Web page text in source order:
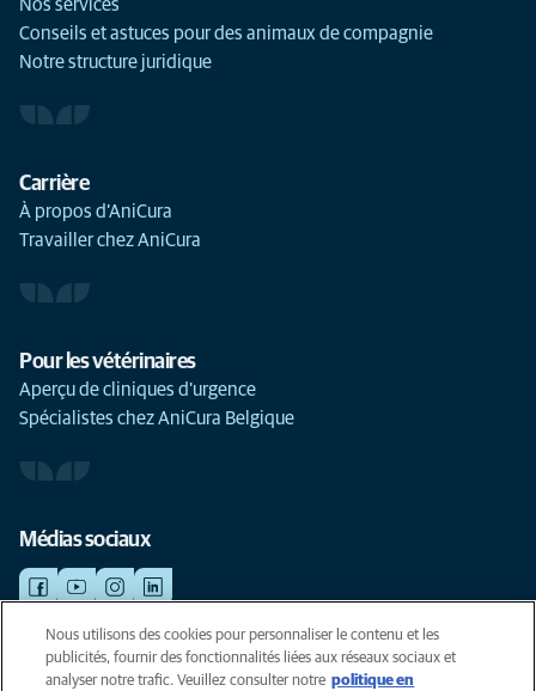
Nos services
Conseils et astuces pour des animaux de compagnie
Notre structure juridique
Carrière
À propos d’AniCura
Travailler chez AniCura
Pour les vétérinaires
Aperçu de cliniques d'urgence
Spécialistes chez AniCura Belgique
Médias sociaux
©AniCura 2024
Nous utilisons des cookies pour personnaliser le contenu et les
publicités, fournir des fonctionnalités liées aux réseaux sociaux et
analyser notre trafic. Veuillez consulter notre politique en